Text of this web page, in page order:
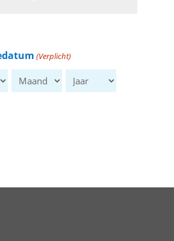
(Verplicht)
Maand Jaar